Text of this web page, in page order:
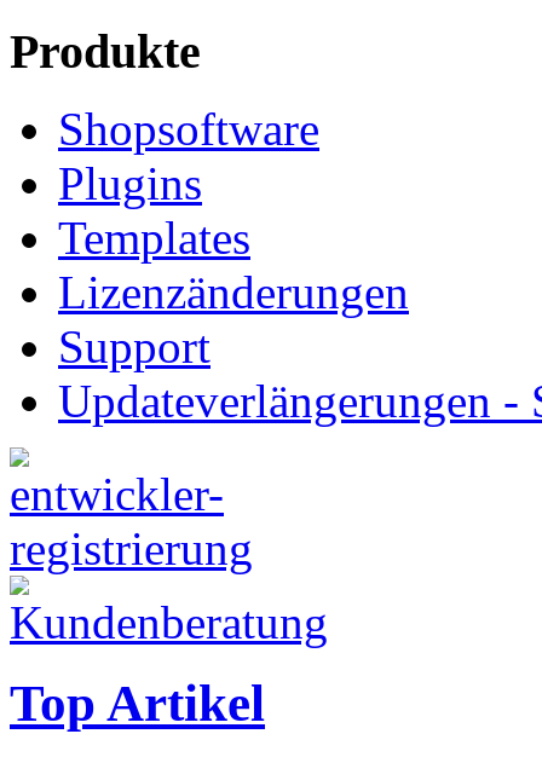
Produkte
Shopsoftware
Plugins
Templates
Lizenzänderungen
Support
Updateverlängerungen -
Top Artikel